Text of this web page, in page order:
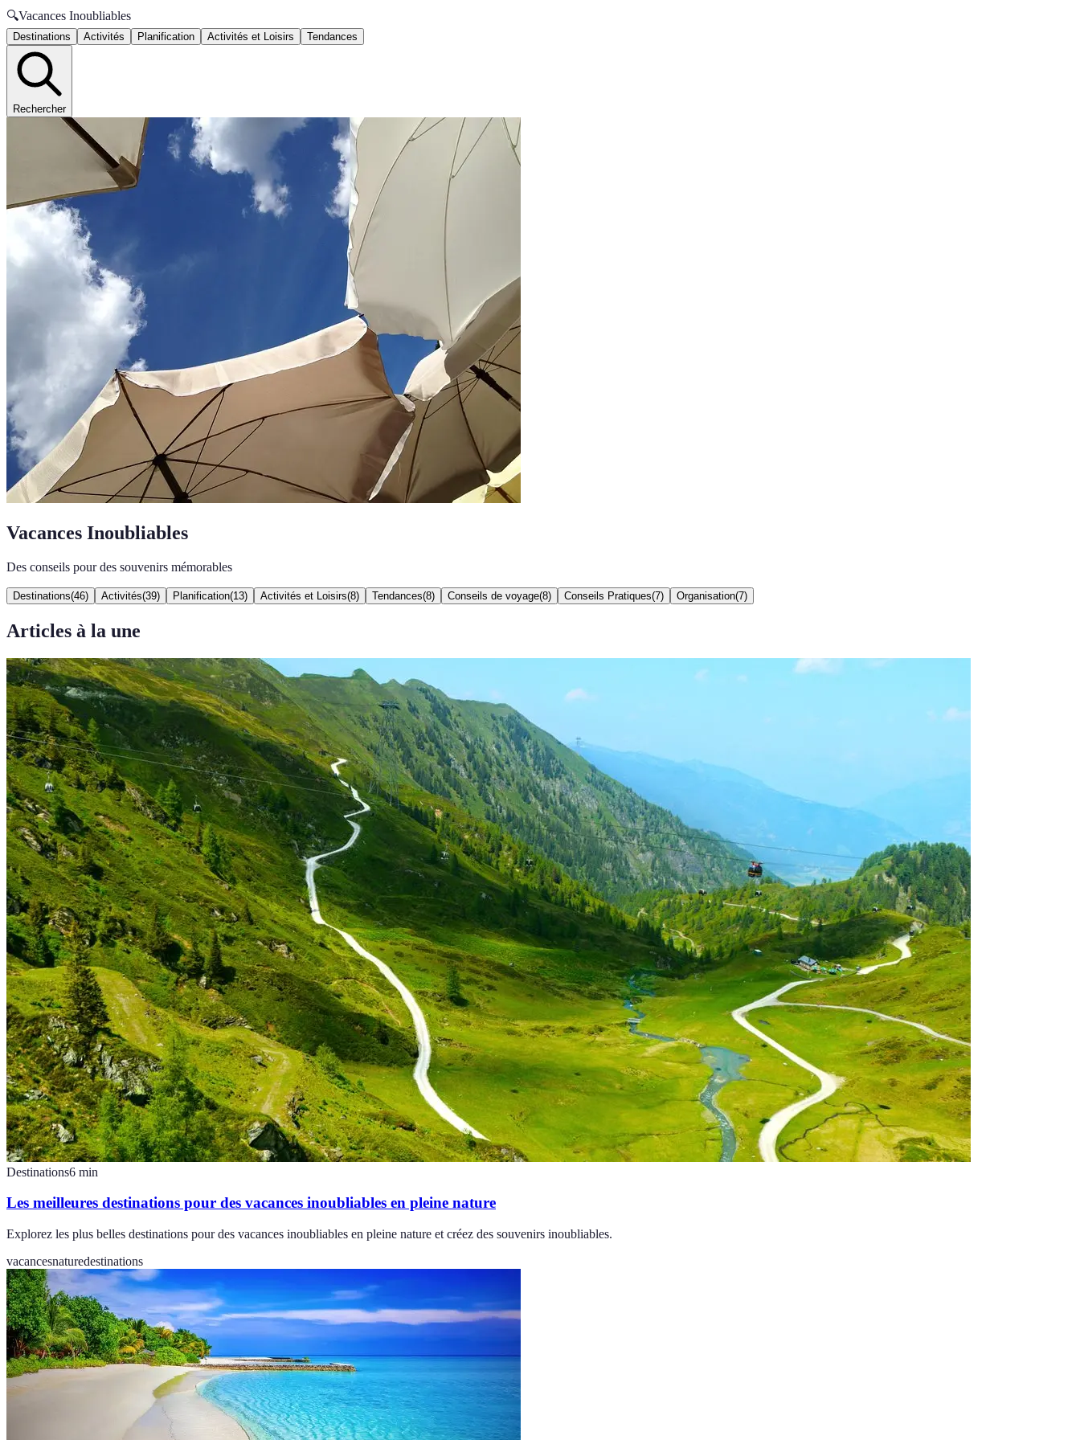
🔍Vacances Inoubliables
Destinations Activités Planification Activités et Loisirs Tendances
Rechercher
Vacances Inoubliables
Des conseils pour des souvenirs mémorables
Destinations(46) Activités(39) Planification(13) Activités et Loisirs(8) Tendances(8) Conseils de voyage(8) Conseils Pratiques(7) Organisation(7)
Articles à la une
Destinations6 min
Les meilleures destinations pour des vacances inoubliables en pleine nature
Explorez les plus belles destinations pour des vacances inoubliables en pleine nature et créez des souvenirs inoubliables.
vacancesnaturedestinations